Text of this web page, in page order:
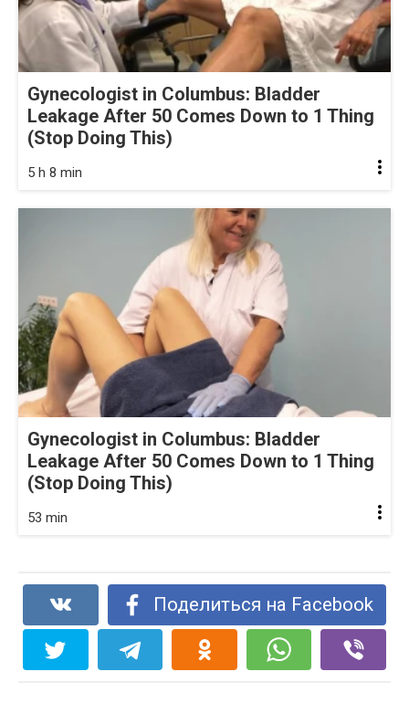
Gynecologist in Columbus: Bladder
Leakage After 50 Comes Down to 1 Thing
(Stop Doing This)
5 h 8 min
Gynecologist in Columbus: Bladder
Leakage After 50 Comes Down to 1 Thing
(Stop Doing This)
53 min
Поделиться на Facebook